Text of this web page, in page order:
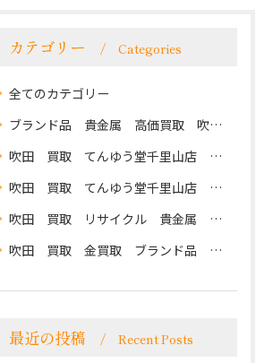
カテゴリー Categories
全てのカテゴリー
ブランド品 貴金属 高価買取 吹田 地域密着 クチコミ評価 高評価 まずはお電話を てんゆう堂千里山店 阪急千里山駅徒歩1分
吹田 買取 てんゆう堂千里山店 高価買取
吹田 買取 てんゆう堂千里山店 高価買取 不用品買取 商品券なども高還元 まずはお気軽にご相談ください
吹田 買取 リサイクル 貴金属 ブランドバッグ ノーブランドバッグ ブランド時計 商品券 切手 アパレル 高価買取 クチコミ評価 高評価 てんゆう堂千里山店
吹田 買取 金買取 ブランド品 アクセサリー ブランドバッグ ブランド時計 商品券 切手 電化製品 カメラ 高価買取
最近の投稿 Recent Posts